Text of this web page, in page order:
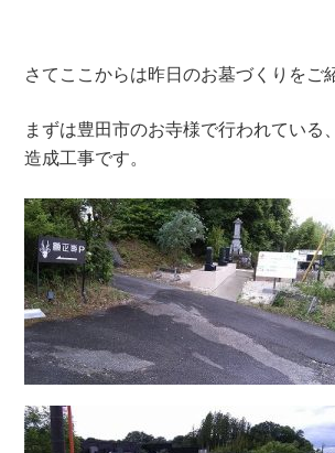
さてここからは昨日のお墓づくりをご
まずは豊田市のお寺様で行われている
造成工事です。